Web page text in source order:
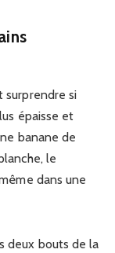
surprendre si
épaisse et
banane de
le
dans une
deux bouts de la